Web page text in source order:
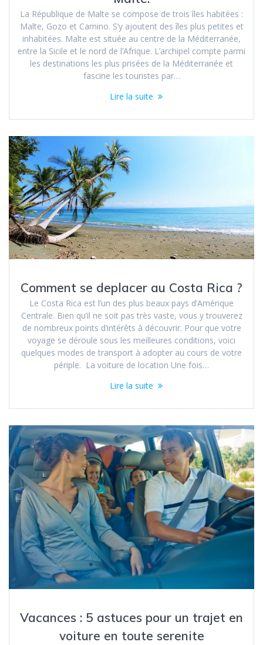
La République de Malte se compose de trois îles habitées :
Malte, Gozo et Camino. S’y ajoutent des îles plus petites et
inhabitées. Malte est située au centre de la Méditerranée,
entre la Sicile et le nord de l’Afrique. L’archipel compte parmi
les destinations les plus prisées de la Méditerranée et
fascine les touristes par…
Lire la suite
Comment se deplacer au Costa Rica ?
Le Costa Rica est l’un des plus beaux pays d’Amérique
Centrale. Bien qu’il ne soit pas très vaste, vous y trouverez
de nombreux points d’intérêts à découvrir. Pour que votre
voyage se déroule sous les meilleures conditions, voici
quelques modes de transport à adopter au cours de votre
périple. La voiture de location Une fois…
Lire la suite
Vacances : 5 astuces pour un trajet en
voiture en toute serenite